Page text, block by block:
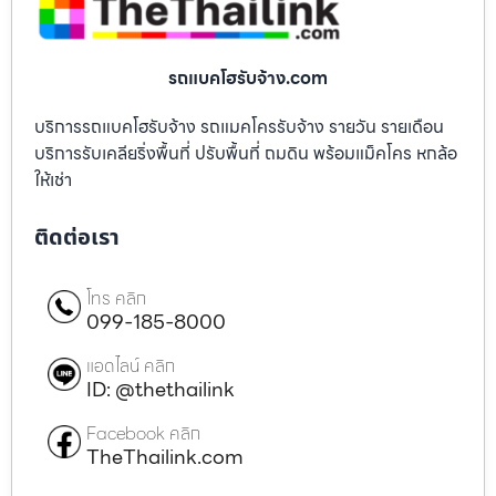
รถแบคโฮรับจ้าง.com
บริการรถแบคโฮรับจ้าง รถแมคโครรับจ้าง รายวัน รายเดือน
บริการรับเคลียริ่งพื้นที่ ปรับพื้นที่ ถมดิน พร้อมแม็คโคร หกล้อ
ให้เช่า
ติดต่อเรา
โทร คลิก
099-185-8000
แอดไลน์ คลิก
ID: @thethailink
Facebook คลิก
TheThailink.com